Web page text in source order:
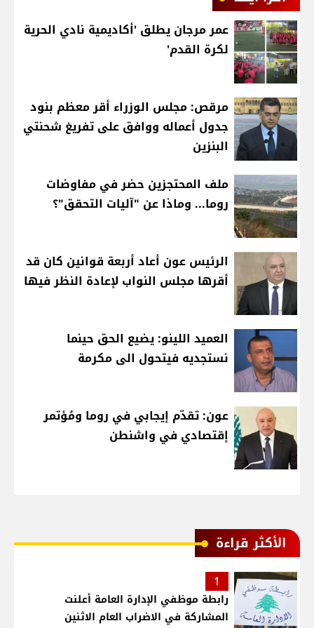
عمر مرجان يطلق 'أكاديمية نادي الحرية
لكرة القدم'
مرقص: مجلس الوزراء أقر معظم بنود
جدول أعماله ووافق على تفريغ شحنتي
البنزين
ملف المحتجزين حضر في مفاوضات
روما... وماذا عن "آليات التحقق"؟
الرئيس عون أعاد أربعة قوانين كان قد
أقرها مجلس النواب لإعادة النظر فيها
العميد اللينو: يضيع الحق حينما
نستجديه فيتحول الى مكرمة
عون: تقدّم إيجابي في روما ومُؤتمر
إقتصادي في واشنطن
الأكثر قراءة
1
رابطة موظفي الإدارة العامة أعلنت
المشاركة في الاضراب العام الاثنين